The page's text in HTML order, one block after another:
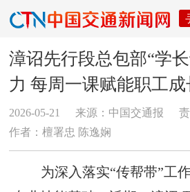
漳诏先行段总包部“学
力 每周一课赋能职工成
2026-05-21 来源：中国交通报
作者：檀署忠 陈逸娴
为深入落实“传帮带”工